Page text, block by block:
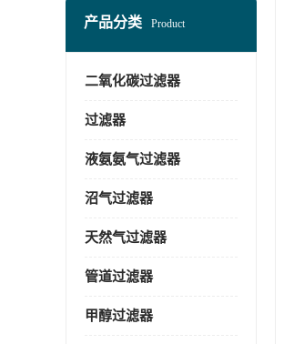
产品分类 Product
二氧化碳过滤器
过滤器
液氨氨气过滤器
沼气过滤器
天然气过滤器
管道过滤器
甲醇过滤器